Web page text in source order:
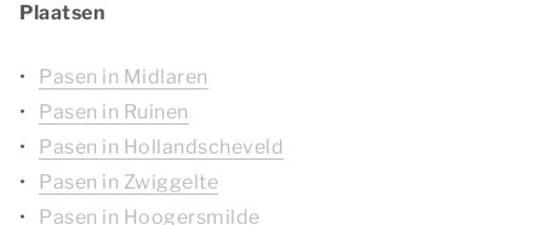
Plaatsen
Pasen in Midlaren
Pasen in Ruinen
Pasen in Hollandscheveld
Pasen in Zwiggelte
Pasen in Hoogersmilde